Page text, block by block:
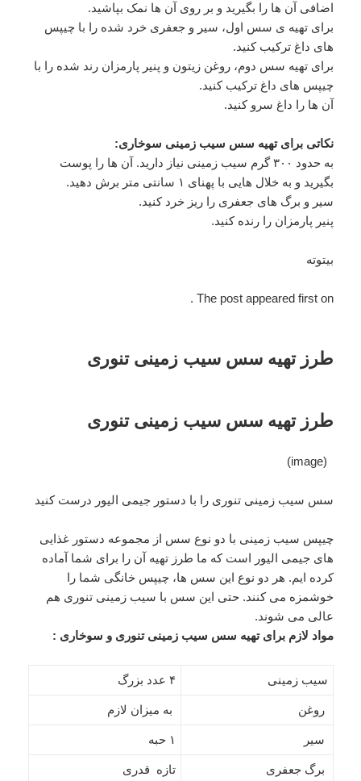
اضافی آن ها را بگیرید و بر روی آن ها نمک بپاشید.
برای تهیه ی سس اول، سیر و جعفری خرد شده را با چیپس
های داغ ترکیب کنید.
برای تهیه سس دوم، روغن زیتون و پنیر پارمزان رند شده را با
چیپس های داغ ترکیب کنید.
آن ها را داغ سرو کنید.
نکاتی برای تهیه سس سیب زمینی سوخاری:
به حدود ۳۰۰ گرم سیب زمینی نیاز دارید. آن ها را پوست
بگیرید و به خلال هایی با پهنای ۱ سانتی متر برش دهید.
سیر و برگ های جعفری را ریز خرد کنید.
پنیر پارمزان را رنده کنید.
بیتوته
The post appeared first on .
طرز تهیه سس سیب زمینی تنوری
طرز تهیه سس سیب زمینی تنوری
(image)
سس سیب زمینی تنوری را با دستور جیمی الیور درست کنید
چیپس سیب زمینی با دو نوع سس از مجموعه دستور غذایی
های جیمی الیور است که ما طرز تهیه آن را برای شما آماده
کرده ایم. هر دو نوع این سس ها، چیپس خانگی شما را
خوشمزه می کنند. حتی این سس با سیب زمینی تنوری هم
عالی می شوند.
مواد لازم برای تهیه سس سیب زمینی تنوری و سوخاری :
سیب زمینی ۴ عدد بزرگ
روغن به میزان لازم
سیر ۱ حبه
برگ جعفری تازه قدری